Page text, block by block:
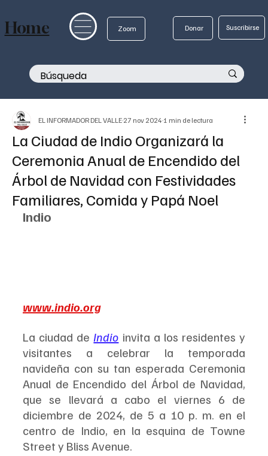
Zoom Donar Suscribirse
Home
La Ciudad de Indio Organizará la
Ceremonia Anual de Encendido del
Árbol de Navidad con Festividades
Familiares, Comida y Papá Noel
EL INFORMADOR DEL VALLE 27 nov 2024 1 min de lectura
Indio
www.indio.org
La ciudad de Indio invita a los residentes y
visitantes a celebrar la temporada
navideña con su tan esperada Ceremonia
Anual de Encendido del Árbol de Navidad,
que se llevará a cabo el viernes 6 de
diciembre de 2024, de 5 a 10 p. m. en el
centro de Indio, en la esquina de Towne
Street y Bliss Avenue.